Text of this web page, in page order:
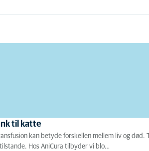
til katte
kan betyde forskellen mellem liv og
Hos AniCura tilbyder vi blo…